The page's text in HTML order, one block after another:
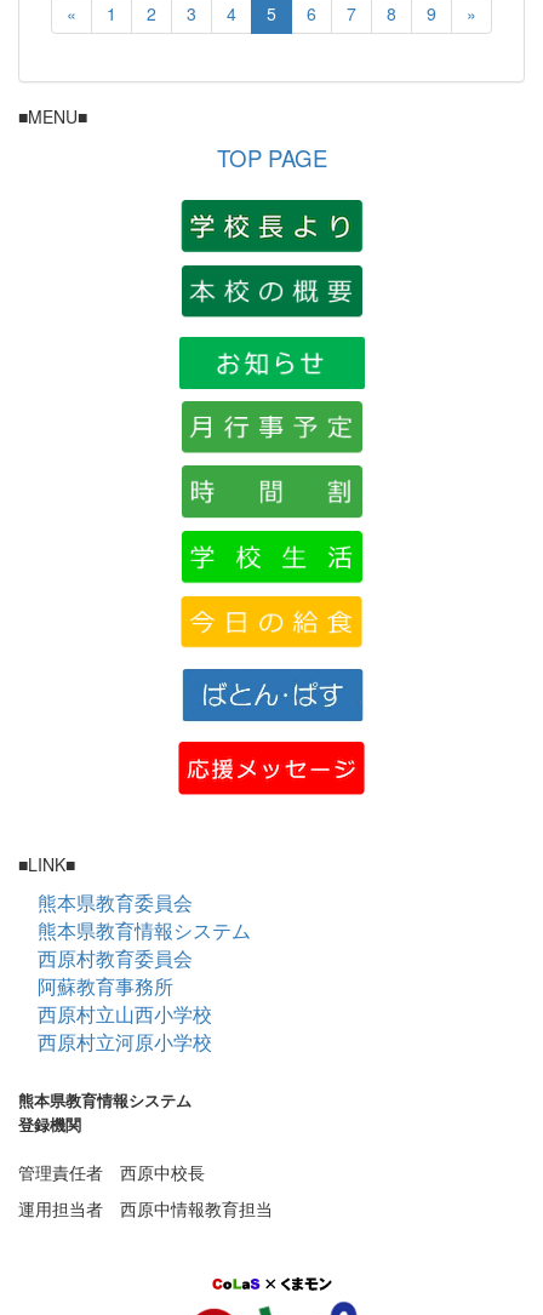
« 1 2 3 4 5 6 7 8 9 »
■MENU■
TOP PAGE
■LINK■
熊本県教育委員会
熊本県教育情報システム
西原村教育委員会
阿蘇教育事務所
西原村立山西小学校
西原村立河原小学校
熊本県教育情報システム
登録機関
管理責任者 西原中校長
運用担当者 西原中情報教育担当